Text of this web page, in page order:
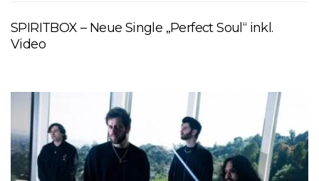
SPIRITBOX – Neue Single „Perfect Soul“ inkl.
Video